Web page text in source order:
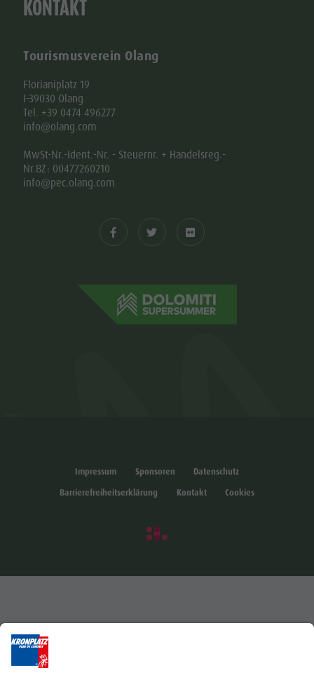
KONTAKT
Tourismusverein Olang
Florianiplatz 19
I-39030 Olang
Tel. +39 0474 496277
info@olang.com
MwSt-Nr.-Ident.-Nr. - Steuernr. + Handelsreg.-
Nr.BZ: 00477260210
info@pec.olang.com
Impressum Sponsoren
Datenschutz
Barrierefreiheitserklärung
Kontakt Cookies